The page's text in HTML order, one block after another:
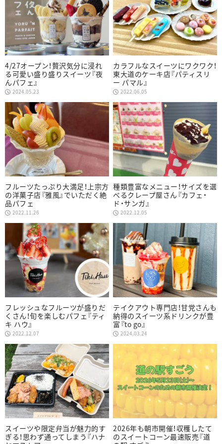
4/27オープン！贅沢気分に浸れ
る可愛い盛り盛りスイーツ『夜
んパフェ』
2024.05.23
カラフルなスイーツにワクワク！
東大道のケーキ店『パティスリ
ー パマル』
2022.06.05
フルーツたっぷり大満足！上宗方
の洋菓子店『雅風』でいただく絶
品パフェ
2022.11.26
種類豊富なメニュー！サイズを選
べるクレープ屋さん『カフェ・
ド・サンガ』
2022.12.05
フレッシュなフルーツが盛りだ
くさん！旬を楽しむパフェ『ティ
キ ハウ』
2022.12.07
テイクアウト専門店！甘党さんも
納得のスイーツ系ドリンクが豊
富『to go』
2024.03.24
スイーツや限定弁当が魅力的す
ぎる！思わず通ってしまう『ハナ
2026年も朝市開催！収穫したて
のスイートコーン最速販売『道